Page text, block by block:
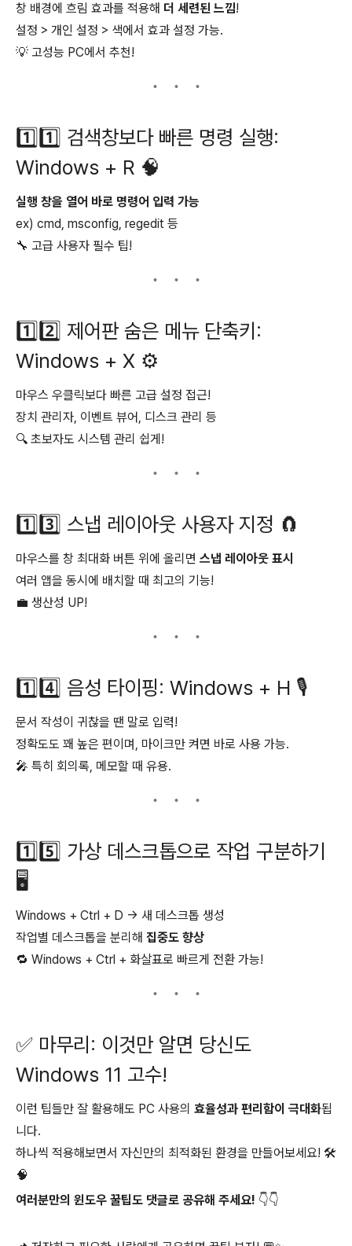
창 배경에 흐림 효과를 적용해 더 세련된 느낌!
설정 > 개인 설정 > 색에서 효과 설정 가능.
💡 고성능 PC에서 추천!
1️⃣1️⃣ 검색창보다 빠른 명령 실행:
Windows + R 🧠
실행 창을 열어 바로 명령어 입력 가능
ex) cmd, msconfig, regedit 등
🔧 고급 사용자 필수 팁!
1️⃣2️⃣ 제어판 숨은 메뉴 단축키:
Windows + X ⚙️
마우스 우클릭보다 빠른 고급 설정 접근!
장치 관리자, 이벤트 뷰어, 디스크 관리 등
🔍 초보자도 시스템 관리 쉽게!
1️⃣3️⃣ 스냅 레이아웃 사용자 지정 🧲
마우스를 창 최대화 버튼 위에 올리면 스냅 레이아웃 표시
여러 앱을 동시에 배치할 때 최고의 기능!
💼 생산성 UP!
1️⃣4️⃣ 음성 타이핑: Windows + H 🎙️
문서 작성이 귀찮을 땐 말로 입력!
정확도도 꽤 높은 편이며, 마이크만 켜면 바로 사용 가능.
🎤 특히 회의록, 메모할 때 유용.
1️⃣5️⃣ 가상 데스크톱으로 작업 구분하기
🖥️
Windows + Ctrl + D → 새 데스크톱 생성
작업별 데스크톱을 분리해 집중도 향상
🔁 Windows + Ctrl + 화살표로 빠르게 전환 가능!
✅ 마무리: 이것만 알면 당신도
Windows 11 고수!
이런 팁들만 잘 활용해도 PC 사용의 효율성과 편리함이 극대화됩
니다.
하나씩 적용해보면서 자신만의 최적화된 환경을 만들어보세요! 🛠️
🧠
여러분만의 윈도우 꿀팁도 댓글로 공유해 주세요! 👇👇